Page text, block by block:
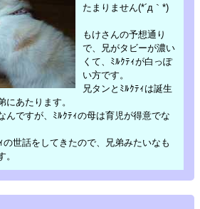
たまりません(*´д｀*)
もけさんの予想通り
で、兄がタビーが濃い
くて、ﾐﾙｸﾃｨが白っぽ
い方です。
兄タンとﾐﾙｸﾃｨは誕生
にあたります。
んですが、ﾐﾙｸﾃｨの母は育児が得意でな
の世話をしてきたので、兄弟みたいなも